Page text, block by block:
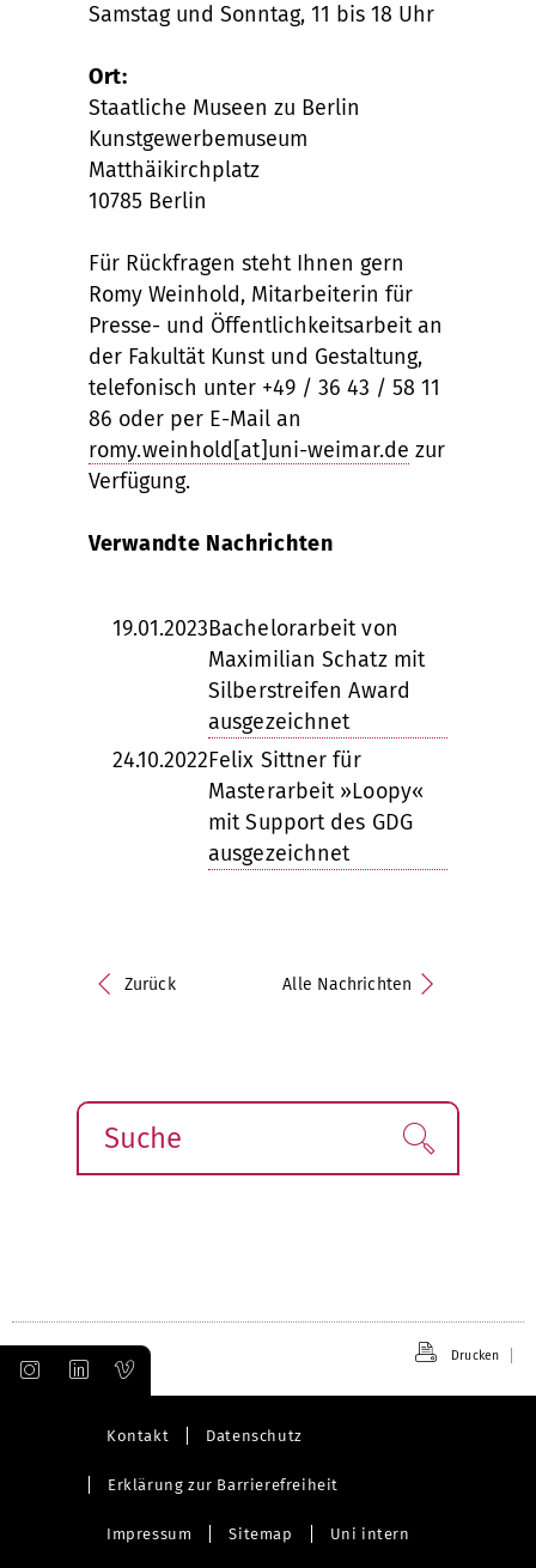
Samstag und Sonntag, 11 bis 18 Uhr
Ort:
Staatliche Museen zu Berlin
Kunstgewerbemuseum
Matthäikirchplatz
10785 Berlin
Für Rückfragen steht Ihnen gern
Romy Weinhold, Mitarbeiterin für
Presse- und Öffentlichkeitsarbeit an
der Fakultät Kunst und Gestaltung,
telefonisch unter +49 / 36 43 / 58 11
86 oder per E-Mail an
romy.weinhold[at]uni-weimar.de zur
Verfügung.
Verwandte Nachrichten
19.01.2023Bachelorarbeit von
Maximilian Schatz mit
Silberstreifen Award
ausgezeichnet
24.10.2022Felix Sittner für
Masterarbeit »Loopy«
mit Support des GDG
ausgezeichnet
Zurück Alle Nachrichten
Suche Finden!
Drucken
Kontakt Datenschutz
Erklärung zur Barrierefreiheit
Impressum Sitemap Uni intern